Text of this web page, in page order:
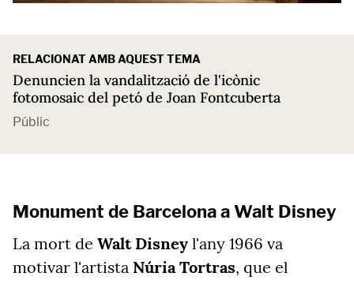
RELACIONAT AMB AQUEST TEMA
Denuncien la vandalització de l'icònic
fotomosaic del petó de Joan Fontcuberta
Públic
Monument de Barcelona a Walt Disney
La mort de Walt Disney l'any 1966 va
motivar l'artista Núria Tortras, que el